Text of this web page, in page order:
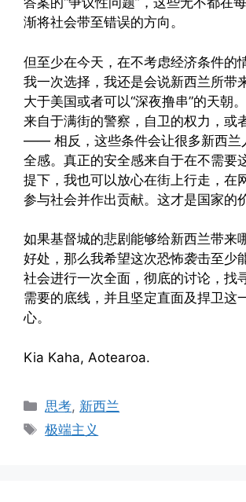
渐将社会带至错误的方向。
但至少在今天，在不考虑经济条件的
我一次选择，我还是会说新西兰所带
大于美国或者可以“深夜撸串”的天朝
来自于满街的警察，自卫的权力，或
—— 相反，这些条件会让很多新西兰
全感。真正的安全感来自于在不需要
提下，我也可以放心在街上行走，在
参与社会并作出贡献。这才是国家的
如果基督城的悲剧能够给新西兰带来
好处，那么我希望这次恐怖袭击至少
社会进行一次全面，彻底的讨论，找
需要的底线，并且坚定直面及捍卫这
心。
Kia Kaha, Aotearoa.
Categories
思考, 新西兰
Tags
极端主义